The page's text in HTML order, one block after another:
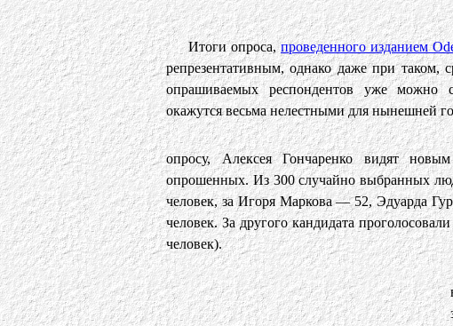
Итоги опроса,проведенного изданием
репрезентативным, однако даже при таком,
опрашиваемых респондентов уже можно
окажутся весьма нелестными для нынешней
опросу, Алексея Гончаренко видят
опрошенных. Из 300 случайно выбранных
человек, за Игоря Маркова — 52, Эдуарда
человек. За другого кандидата
человек).